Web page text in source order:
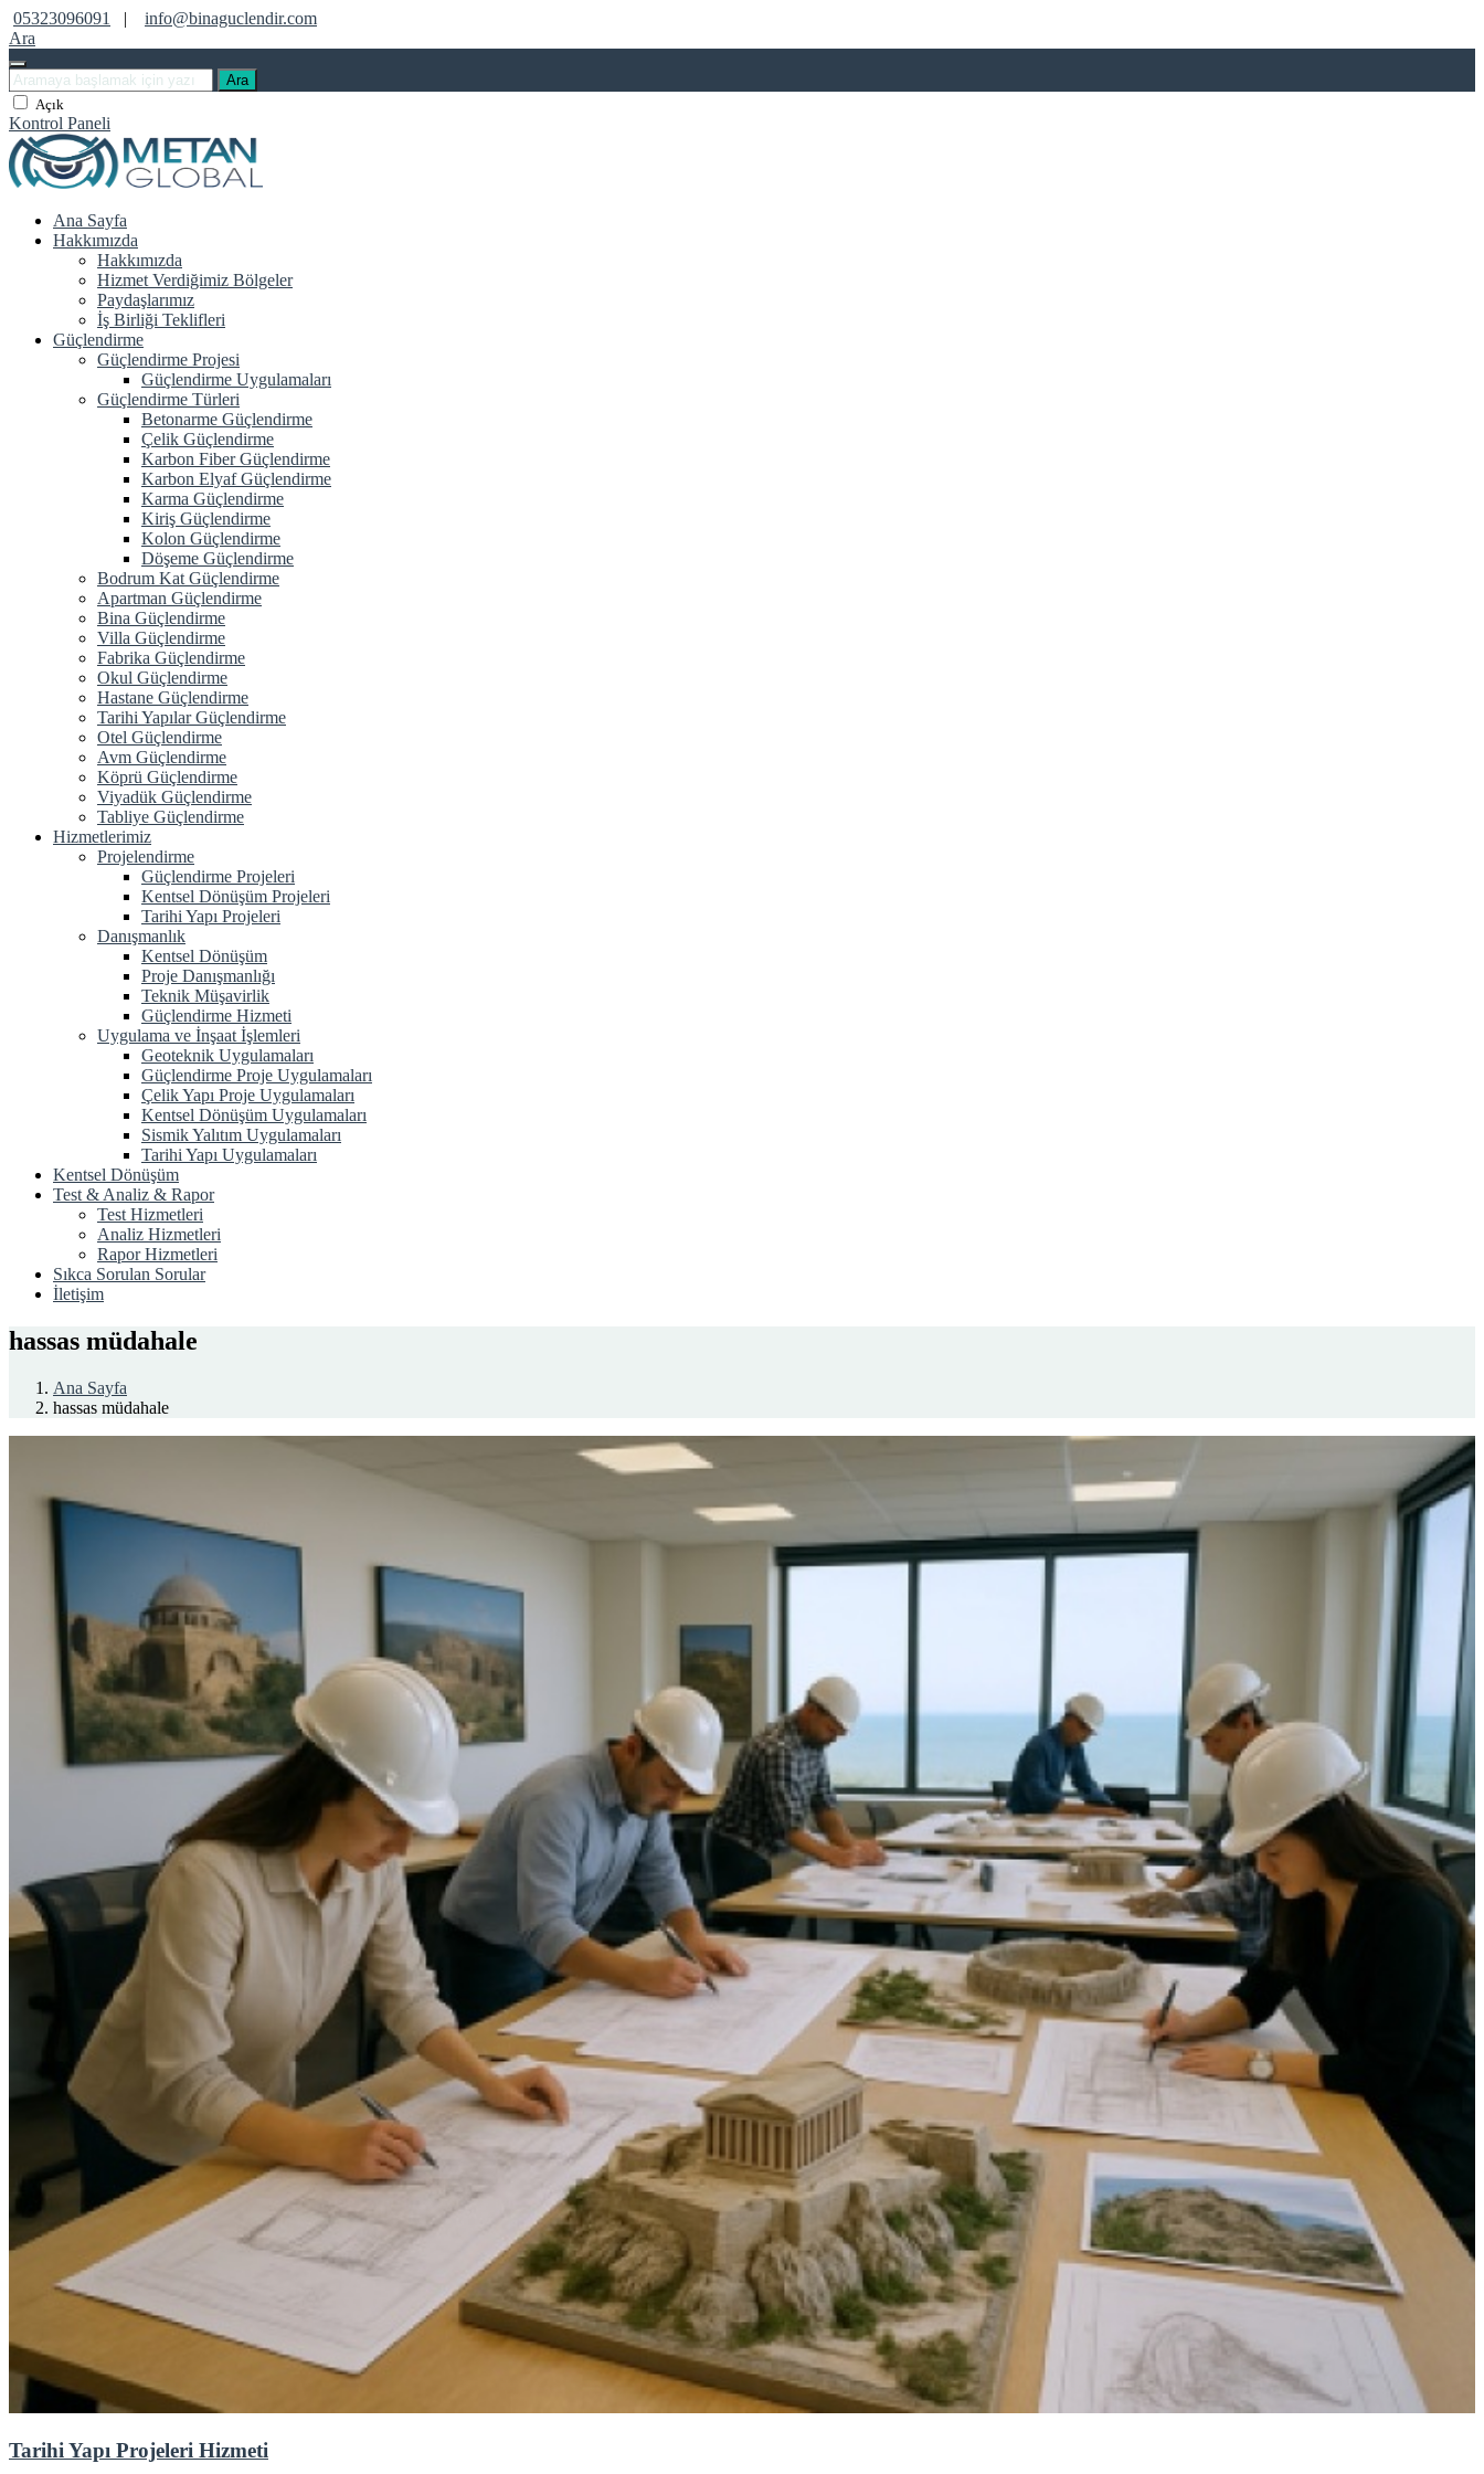
05323096091 |
info@binaguclendir.com
Ara
Ara
Açık
Kontrol Paneli
Ana Sayfa
Hakkımızda
Hakkımızda
Hizmet Verdiğimiz Bölgeler
Paydaşlarımız
İş Birliği Teklifleri
Güçlendirme
Güçlendirme Projesi
Güçlendirme Uygulamaları
Güçlendirme Türleri
Betonarme Güçlendirme
Çelik Güçlendirme
Karbon Fiber Güçlendirme
Karbon Elyaf Güçlendirme
Karma Güçlendirme
Kiriş Güçlendirme
Kolon Güçlendirme
Döşeme Güçlendirme
Bodrum Kat Güçlendirme
Apartman Güçlendirme
Bina Güçlendirme
Villa Güçlendirme
Fabrika Güçlendirme
Okul Güçlendirme
Hastane Güçlendirme
Tarihi Yapılar Güçlendirme
Otel Güçlendirme
Avm Güçlendirme
Köprü Güçlendirme
Viyadük Güçlendirme
Tabliye Güçlendirme
Hizmetlerimiz
Projelendirme
Güçlendirme Projeleri
Kentsel Dönüşüm Projeleri
Tarihi Yapı Projeleri
Danışmanlık
Kentsel Dönüşüm
Proje Danışmanlığı
Teknik Müşavirlik
Güçlendirme Hizmeti
Uygulama ve İnşaat İşlemleri
Geoteknik Uygulamaları
Güçlendirme Proje Uygulamaları
Çelik Yapı Proje Uygulamaları
Kentsel Dönüşüm Uygulamaları
Sismik Yalıtım Uygulamaları
Tarihi Yapı Uygulamaları
Kentsel Dönüşüm
Test & Analiz & Rapor
Test Hizmetleri
Analiz Hizmetleri
Rapor Hizmetleri
Sıkca Sorulan Sorular
İletişim
hassas müdahale
Ana Sayfa
hassas müdahale
Tarihi Yapı Projeleri Hizmeti